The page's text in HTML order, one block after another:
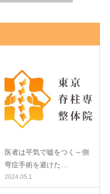
医者は平気で嘘をつく～側
弯症手術を避けた…
2024.05.1